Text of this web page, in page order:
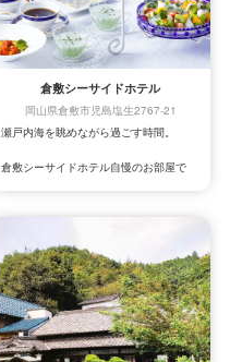
倉敷シーサイドホテル
岡山県倉敷市児島塩生2767-21
瀬戸内海を眺めながら過ごす時間。
倉敷シーサイドホテル自慢のお部屋で
に。